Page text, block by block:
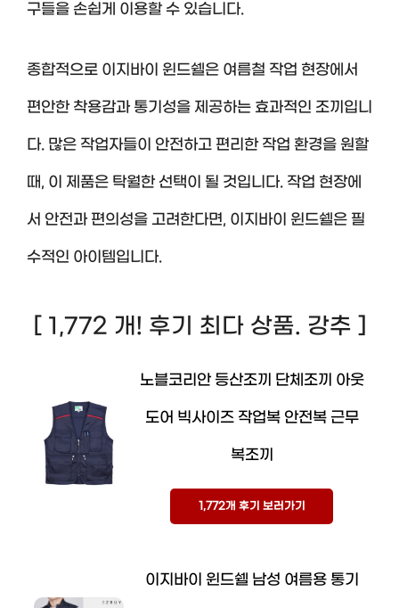
구들을 손쉽게 이용할 수 있습니다.
종합적으로 이지바이 윈드쉘은 여름철 작업 현장에서
편안한 착용감과 통기성을 제공하는 효과적인 조끼입니
다. 많은 작업자들이 안전하고 편리한 작업 환경을 원할
때, 이 제품은 탁월한 선택이 될 것입니다. 작업 현장에
서 안전과 편의성을 고려한다면, 이지바이 윈드쉘은 필
수적인 아이템입니다.
[ 1,772 개! 후기 최다 상품. 강추 ]
노블코리안 등산조끼 단체조끼 아웃
도어 빅사이즈 작업복 안전복 근무
복조끼
1,772개 후기 보러가기
이지바이 윈드쉘 남성 여름용 통기